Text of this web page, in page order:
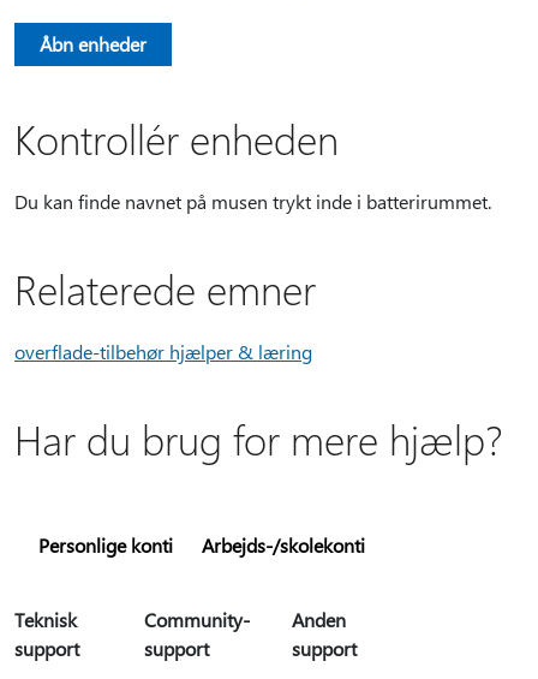
Åbn enheder
Kontrollér enheden
Du kan finde navnet på musen trykt inde i batterirummet.
Relaterede emner
overflade-tilbehør hjælper & læring
Har du brug for mere hjælp?
Personlige konti Arbejds-/skolekonti
Teknisk
support
Community-
support
Anden
support